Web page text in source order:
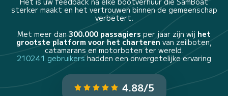
sterker maakt en het vertrouwen binnen de gemeenschap
verbetert.
Met meer dan300.000 passagiers per jaar zijn wij het
grootste platform voor het charteren van zeilboten,
catamarans en motorboten ter wereld.
210241 gebruikershadden een onvergetelijke ervaring
4.88/5